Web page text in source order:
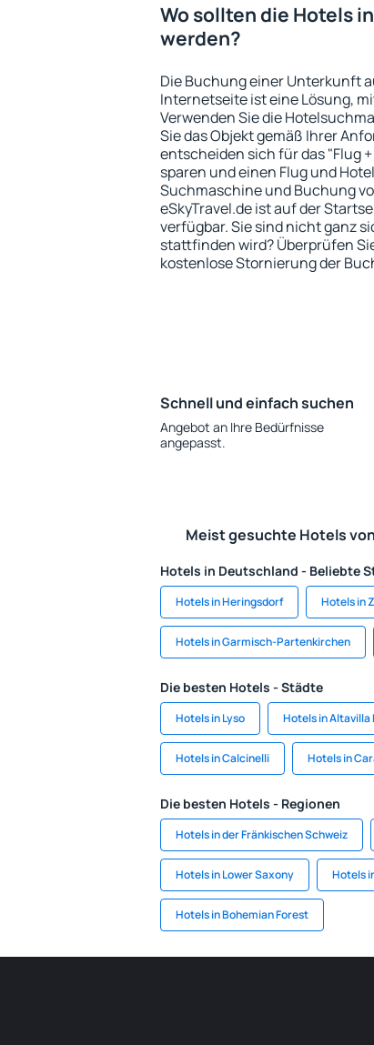
Wo sollten die Hotels
werden?
Die Buchung einer Unterkunft
Internetseite ist eine Lösung,
Verwenden Sie die
Sie das Objekt gemäß Ihrer
entscheiden sich für das "Flug
sparen und einen Flug und
Suchmaschine und Buchung
eSkyTravel.de ist auf der
verfügbar. Sie sind nicht ganz
stattfinden wird? Überprüfen
kostenlose Stornierung der
Schnell und einfach suchen
Angebot an Ihre Bedürfnisse
angepasst.
Meist gesuchte Hotels
Hotels in Deutschland - Beliebte
Hotels in Heringsdorf Hotels in
Hotels in Garmisch-Partenkirchen
Die besten Hotels - Städte
Hotels in Lyso Hotels in
Hotels in Calcinelli Hotels in
Die besten Hotels - Regionen
Hotels in der Fränkischen Schweiz
Hotels in Lower Saxony Hotels
Hotels in Bohemian Forest